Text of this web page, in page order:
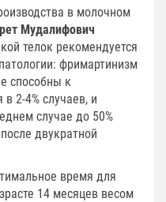
в молочном
Мудалифович
телок рекомендуется
фримартинизм
способны к
в 2-4% случаев, и
случае до 50%
двукратной
время для
14 месяцев весом